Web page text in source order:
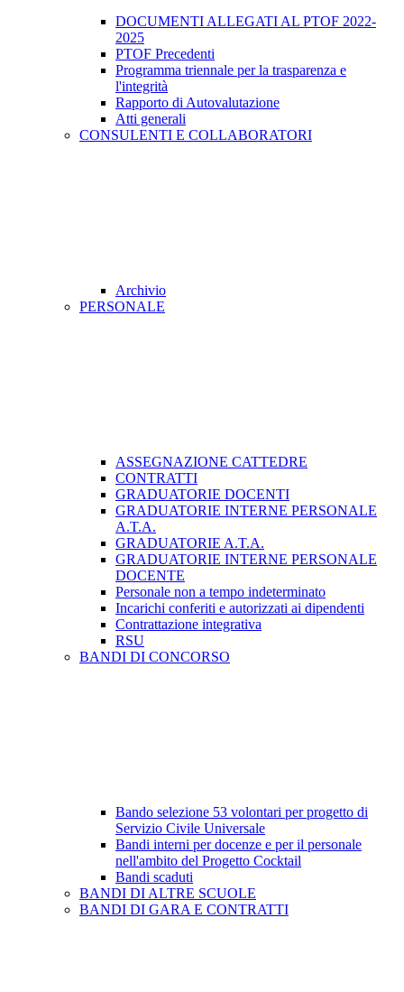
DOCUMENTI ALLEGATI AL PTOF 2022-
2025
PTOF Precedenti
Programma triennale per la trasparenza e
l'integrità
Rapporto di Autovalutazione
Atti generali
CONSULENTI E COLLABORATORI
Archivio
PERSONALE
ASSEGNAZIONE CATTEDRE
CONTRATTI
GRADUATORIE DOCENTI
GRADUATORIE INTERNE PERSONALE
A.T.A.
GRADUATORIE A.T.A.
GRADUATORIE INTERNE PERSONALE
DOCENTE
Personale non a tempo indeterminato
Incarichi conferiti e autorizzati ai dipendenti
Contrattazione integrativa
RSU
BANDI DI CONCORSO
Bando selezione 53 volontari per progetto di
Servizio Civile Universale
Bandi interni per docenze e per il personale
nell'ambito del Progetto Cocktail
Bandi scaduti
BANDI DI ALTRE SCUOLE
BANDI DI GARA E CONTRATTI